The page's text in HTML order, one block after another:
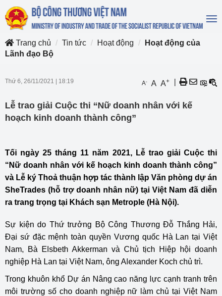
Trang chủ
Tin tức Hoạt động
Hoạt động của
Lãnh đạo Bộ
Thứ 6, 26/11/2021 18:19 A- A A+
Lễ trao giải Cuộc thi “Nữ doanh nhân với kế
hoạch kinh doanh thành công”
Tối ngày 25 tháng 11 năm 2021, Lễ trao giải Cuộc thi
“Nữ doanh nhân với kế hoạch kinh doanh thành công”
và Lễ ký Thoả thuận hợp tác thành lập Văn phòng dự án
SheTrades (hỗ trợ doanh nhân nữ) tại Việt Nam đã diễn
ra trang trọng tại Khách sạn Metrople (Hà Nội).
Sự kiện do Thứ trưởng Bộ Công Thương Đỗ Thắng Hải,
Đại sứ đặc mệnh toàn quyền Vương quốc Hà Lan tại Việt
Nam, Bà Elsbeth Akkerman và Chủ tịch Hiệp hội doanh
nghiệp Hà Lan tại Việt Nam, ông Alexander Koch chủ trì.
Trong khuôn khổ Dự án Nâng cao năng lực cạnh tranh trên
môi trường số cho doanh nghiệp nữ làm chủ tại Việt Nam